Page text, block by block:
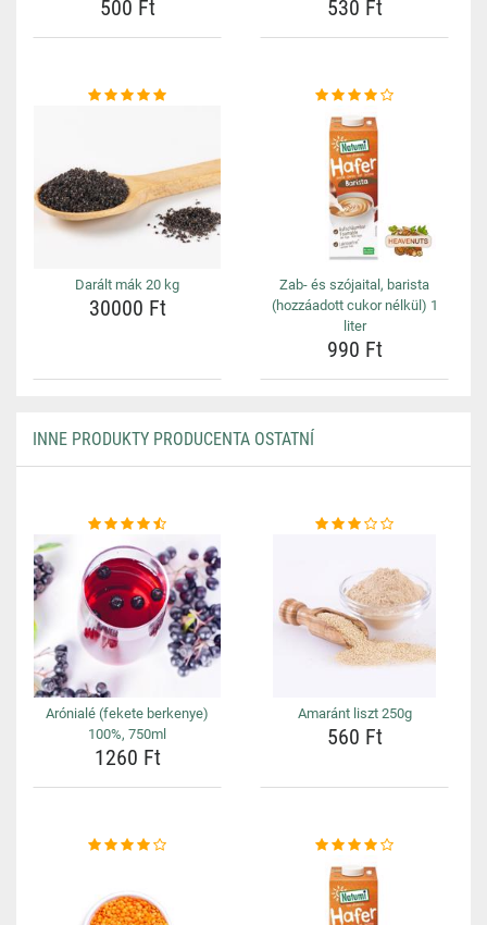
500 Ft 530 Ft
Darált mák 20 kg
30000 Ft
Zab- és szójaital, barista
(hozzáadott cukor nélkül) 1
liter
990 Ft
INNE PRODUKTY PRODUCENTA OSTATNÍ
Arónialé (fekete berkenye)
100%, 750ml
1260 Ft
Amaránt liszt 250g
560 Ft